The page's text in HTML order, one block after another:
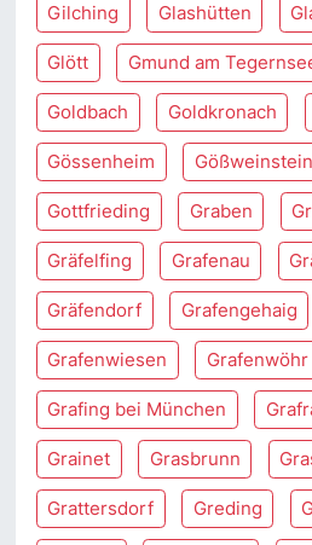
Gilching Glashütten
Glött Gmund am
Goldbach Goldkronach
Gössenheim Gößweinstein
Gottfrieding Graben
Gräfelfing Grafenau
Gräfendorf Grafengehaig
Grafenwiesen Grafenwöhr
Grafing bei München
Grainet Grasbrunn
Grattersdorf Greding